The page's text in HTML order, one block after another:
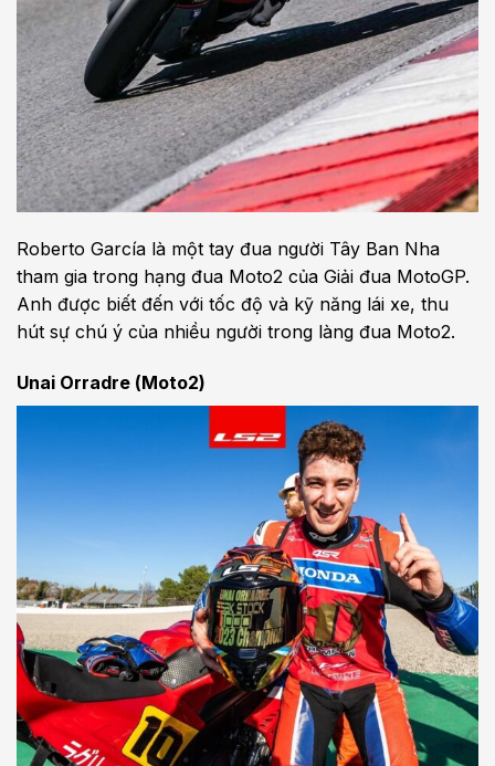
Roberto García là một tay đua người Tây Ban Nha
tham gia trong hạng đua Moto2 của Giải đua MotoGP.
Anh được biết đến với tốc độ và kỹ năng lái xe, thu
hút sự chú ý của nhiều người trong làng đua Moto2.
Unai Orradre (Moto2)